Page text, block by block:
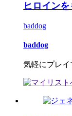
ヒロイン
baddog
baddog
気軽にプレイ